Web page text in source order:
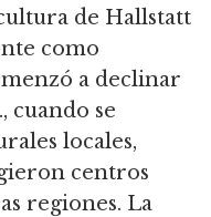
de Hallstatt
como
a declinar
cuando se
locales,
centros
regiones. La